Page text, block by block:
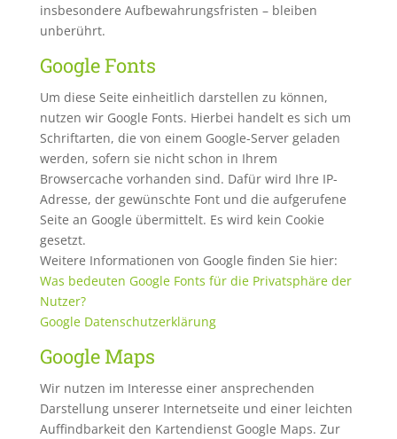
insbesondere Aufbewahrungsfristen – bleiben
unberührt.
Google Fonts
Um diese Seite einheitlich darstellen zu können,
nutzen wir Google Fonts. Hierbei handelt es sich um
Schriftarten, die von einem Google-Server geladen
werden, sofern sie nicht schon in Ihrem
Browsercache vorhanden sind. Dafür wird Ihre IP-
Adresse, der gewünschte Font und die aufgerufene
Seite an Google übermittelt. Es wird kein Cookie
gesetzt.
Weitere Informationen von Google finden Sie hier:
Was bedeuten Google Fonts für die Privatsphäre der
Nutzer?
Google Datenschutzerklärung
Google Maps
Wir nutzen im Interesse einer ansprechenden
Darstellung unserer Internetseite und einer leichten
Auffindbarkeit den Kartendienst Google Maps. Zur